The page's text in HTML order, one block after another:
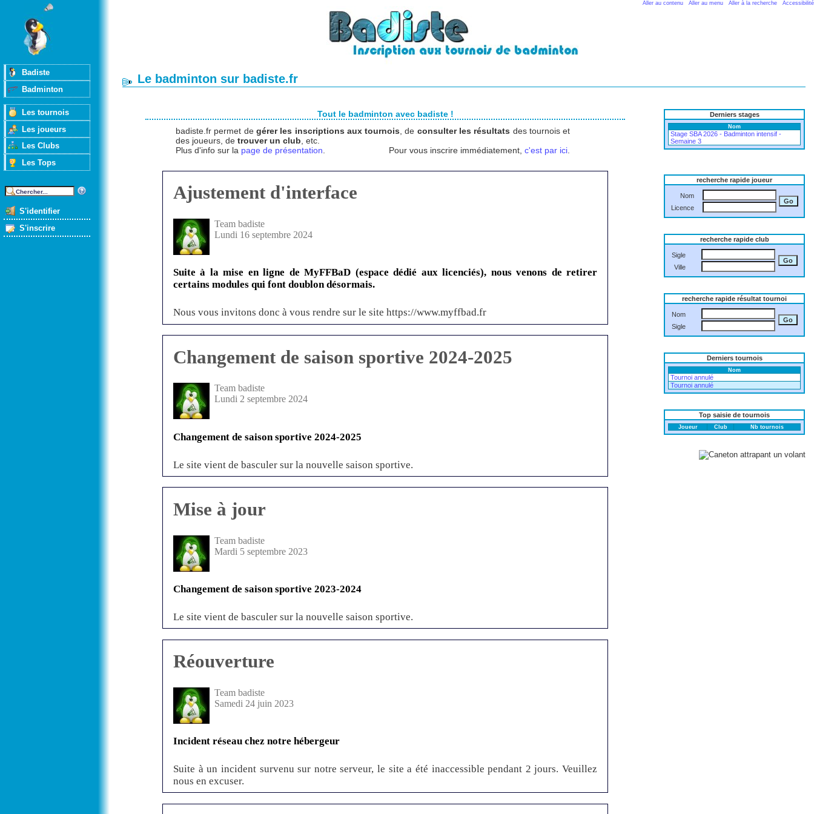
Aller au contenu Aller au menu Aller à la recherche Accessibilité
Badiste
Badminton
Les tournois
Les joueurs
Les Clubs
Les Tops
S'identifier
S'inscrire
Le badminton sur badiste.fr
Derniers stages
Nom
Stage SBA 2026 - Badminton intensif -
Semaine 3
recherche rapide joueur
Nom
Licence
recherche rapide club
Sigle
Ville
recherche rapide résultat tournoi
Nom
Sigle
Derniers tournois
Nom
Tournoi annulé
Tournoi annulé
Top saisie de tournois
Joueur Club Nb tournois
Tout le badminton avec badiste !
badiste.fr permet de gérer les inscriptions aux tournois , de consulter les résultats des tournois et
des joueurs, detrouver un club , etc.
Pour vous inscrire immédiatement,c'est par ici
Plus d'info sur la page de présentation
Ajustement d'interface
Team badiste
Lundi 16 septembre 2024
Suite à la mise en ligne de MyFFBaD (espace dédié aux licenciés), nous venons de retirer
certains modules qui font doublon désormais.
Nous vous invitons donc à vous rendre sur le site https://www.myffbad.fr
Changement de saison sportive 2024-2025
Team badiste
Lundi 2 septembre 2024
Changement de saison sportive 2024-2025
Le site vient de basculer sur la nouvelle saison sportive.
Mise à jour
Team badiste
Mardi 5 septembre 2023
Changement de saison sportive 2023-2024
Le site vient de basculer sur la nouvelle saison sportive.
Réouverture
Team badiste
Samedi 24 juin 2023
Incident réseau chez notre hébergeur
Suite à un incident survenu sur notre serveur, le site a été inaccessible pendant 2 jours. Veuillez
nous en excuser.